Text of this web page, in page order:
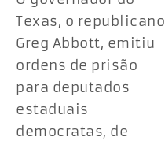
Texas, o republicano
Greg Abbott, emitiu
ordens de prisão
para deputados
estaduais
democratas, de